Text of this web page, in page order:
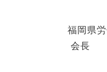
福岡県
会